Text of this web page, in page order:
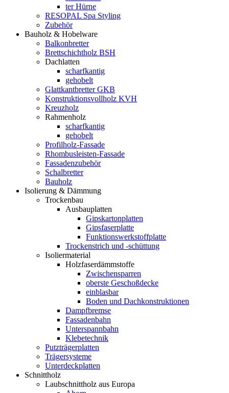
ter Hürne
RESOPAL Spa Styling
Zubehör
Bauholz & Hobelware
Balkonbretter
Brettschichtholz BSH
Dachlatten
scharfkantig
gehobelt
Glattkantbretter GKB
Konstruktionsvollholz KVH
Kreuzholz
Rahmenholz
scharfkantig
gehobelt
Profilholz-Fassade
Rhombusleisten-Fassade
Fassadenzubehör
Schalbretter
Bauholz
Isolierung & Dämmung
Trockenbau
Ausbauplatten
Gipskartonplatten
Gipsfaserplatte
Funktionswerkstoffplatte
Trockenstrich und -schüttung
Isoliermaterial
Holzfaserdämmstoffe
Zwischensparren
oberste Geschoßdecke
einblasbar
Boden und Dachkonstruktionen
Dampfbremse
Fassadenbahn
Unterspannbahn
Klebetechnik
Putzträgerplatten
Trägersysteme
Unterdeckplatten
Schnittholz
Laubschnittholz aus Europa